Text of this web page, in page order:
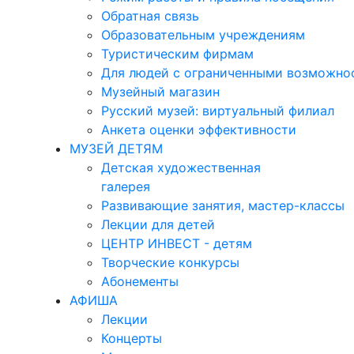
Обратная связь
Образовательным учреждениям
Туристическим фирмам
Для людей с ограниченными
Музейный магазин
Русский музей: виртуальный филиал
Анкета оценки эффективности
МУЗЕЙ ДЕТЯМ
Детская художественная
галерея
Развивающие занятия, мастер-классы
Лекции для детей
ЦЕНТР ИНВЕСТ - детям
Творческие конкурсы
Абонементы
АФИША
Лекции
Концерты